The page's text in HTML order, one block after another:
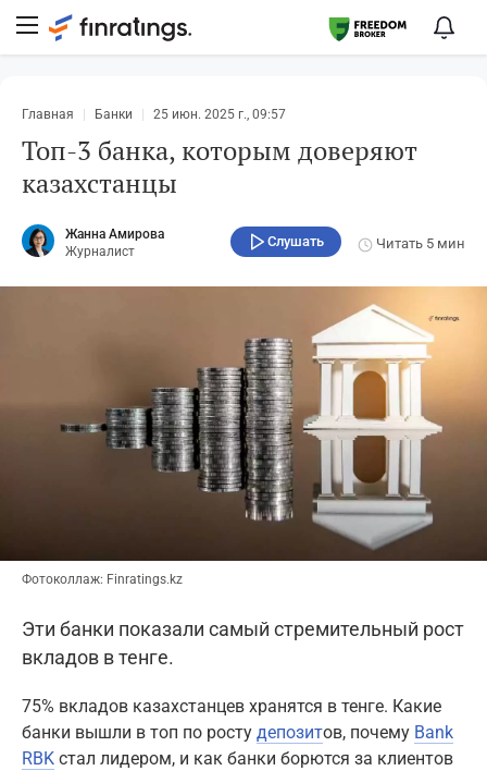
Главная Банки 25 июн. 2025 г., 09:57
Топ-3 банка, которым доверяют
казахстанцы
Жанна Амирова
Журналист
Слушать Читать 5 мин
Фотоколлаж: Finratings.kz
Эти банки показали самый стремительный рост
вкладов в тенге.
75% вкладов казахстанцев хранятся в тенге. Какие
банки вышли в топ по росту депозитов, почему Bank
RBK стал лидером, и как банки борются за клиентов